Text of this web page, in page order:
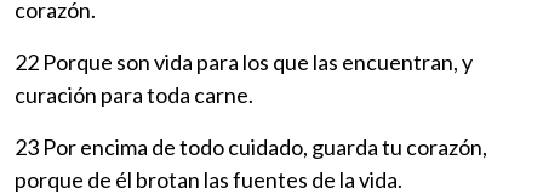
corazón.
22 Porque son vida para los que las encuentran, y
curación para toda carne.
23 Por encima de todo cuidado, guarda tu corazón,
porque de él brotan las fuentes de la vida.